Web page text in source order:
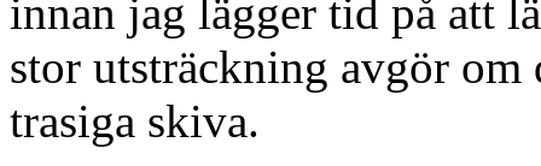
innan jag lägger tid på att
stor utsträckning avgör om
trasiga skiva.